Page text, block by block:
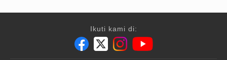
Ikuti kami di: